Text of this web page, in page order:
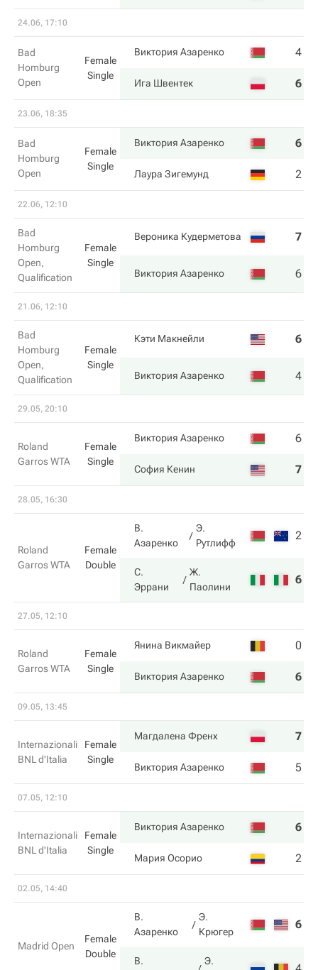
24.06, 17:10
Bad
Homburg
Open
Female
Single
Виктория Азаренко 4
Ига Швентек 6
23.06, 18:35
Bad
Homburg
Open
Female
Single
Виктория Азаренко 6
Лаура Зигемунд 2
22.06, 12:10
Bad
Homburg
Open,
Qualification
Female
Single
Вероника Кудерметова 7
Виктория Азаренко 6
21.06, 12:10
Bad
Homburg
Open,
Qualification
Female
Single
Кэти Макнейли 6
Виктория Азаренко 4
29.05, 20:10
Roland
Garros WTA
Female
Single
Виктория Азаренко 6
София Кенин 7
28.05, 16:30
Roland
Garros WTA
Female
Double
В.
Азаренко
Э.
Рутлифф
2
С.
Эррани
Ж.
Паолини
6
27.05, 12:10
Roland
Garros WTA
Female
Single
Янина Викмайер 0
Виктория Азаренко 6
09.05, 13:45
Internazionali
BNL d'Italia
Female
Single
Магдалена Френх 7
Виктория Азаренко 5
07.05, 12:10
Internazionali
BNL d'Italia
Female
Single
Виктория Азаренко 6
Мария Осорио 2
02.05, 14:40
Madrid Open
Female
Double
В.
Азаренко
Э.
Крюгер
6
В. Э.